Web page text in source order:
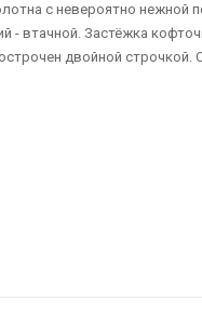
с невероятно нежной
- втачной. Застёжка
двойной